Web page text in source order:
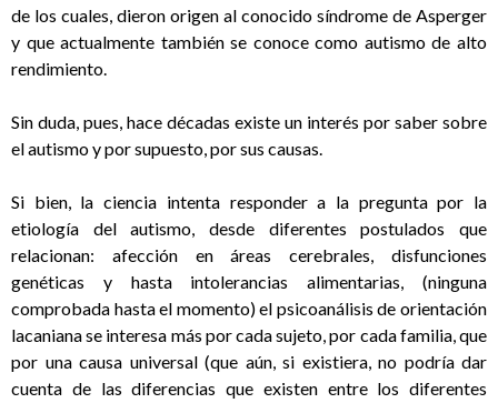
de los cuales, dieron origen al conocido síndrome de Asperger
y que actualmente también se conoce como autismo de alto
rendimiento.
Sin duda, pues, hace décadas existe un interés por saber sobre
el autismo y por supuesto, por sus causas.
Si bien, la ciencia intenta responder a la pregunta por la
etiología del autismo, desde diferentes postulados que
relacionan: afección en áreas cerebrales, disfunciones
genéticas y hasta intolerancias alimentarias, (ninguna
comprobada hasta el momento) el psicoanálisis de orientación
lacaniana se interesa más por cada sujeto, por cada familia, que
por una causa universal (que aún, si existiera, no podría dar
cuenta de las diferencias que existen entre los diferentes